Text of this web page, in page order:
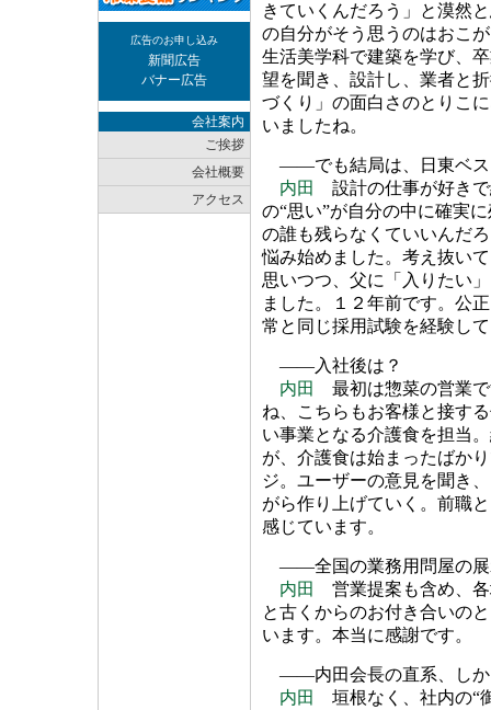
広告のお申し込み
新聞広告
バナー広告
会社案内
ご挨拶
会社概要
アクセス
きていくんだろう」と漠然
の自分がそう思うのはおこ
生活美学科で建築を学び、
望を聞き、設計し、業者と
づくり」の面白さのとりこ
いましたね。
――でも結局は、日東ベス
内田
設計の仕事が好き
の“思い”が自分の中に確実
の誰も残らなくていいんだ
悩み始めました。考え抜い
思いつつ、父に「入りたい
ました。１２年前です。公
常と同じ採用試験を経験し
――入社後は？
内田
最初は惣菜の営業
ね、こちらもお客様と接す
い事業となる介護食を担当
が、介護食は始まったばか
ジ。ユーザーの意見を聞き
がら作り上げていく。前職
感じています。
――全国の業務用問屋の展
内田
営業提案も含め、各
と古くからのお付き合いの
います。本当に感謝です。
――内田会長の直系、しか
内田
垣根なく、社内の“